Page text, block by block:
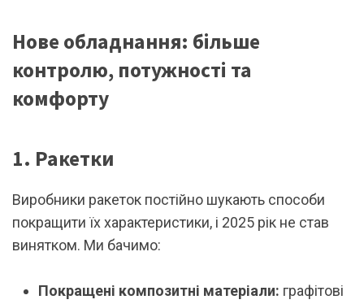
Нове обладнання: більше
контролю, потужності та
комфорту
1. Ракетки
Виробники ракеток постійно шукають способи
покращити їх характеристики, і 2025 рік не став
винятком. Ми бачимо:
Покращені композитні матеріали: графітові